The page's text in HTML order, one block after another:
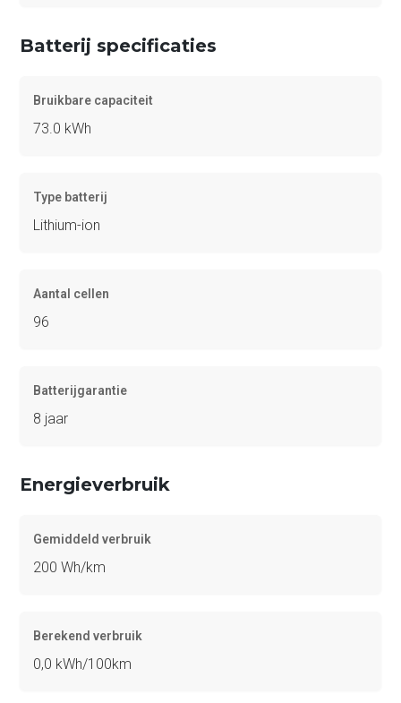
Batterij specificaties
Bruikbare capaciteit
73.0 kWh
Type batterij
Lithium-ion
Aantal cellen
96
Batterijgarantie
8 jaar
Energieverbruik
Gemiddeld verbruik
200 Wh/km
Berekend verbruik
0,0 kWh/100km